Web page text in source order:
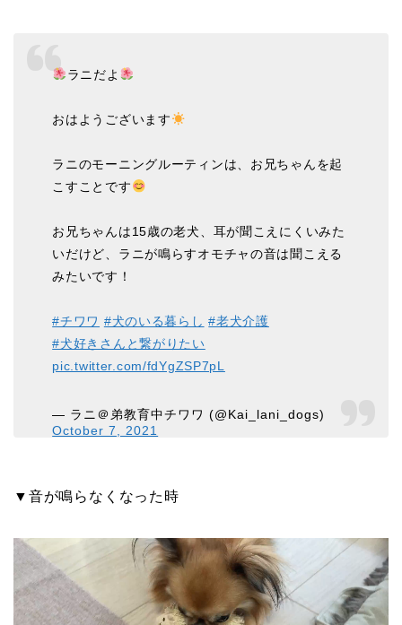
ラニだよ
おはようございます
ラニのモーニングルーティンは、お兄ちゃんを起
こすことです
お兄ちゃんは15歳の老犬、耳が聞こえにくいみた
いだけど、ラニが鳴らすオモチャの音は聞こえる
みたいです！
#チワワ #犬のいる暮らし #老犬介護
#犬好きさんと繋がりたい
pic.twitter.com/fdYgZSP7pL
— ラニ＠弟教育中チワワ (@Kai_lani_dogs)
October 7, 2021
▼音が鳴らなくなった時